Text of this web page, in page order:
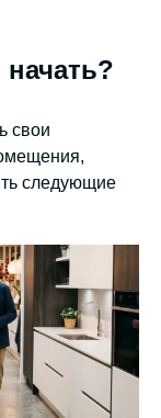
начать?
свои
следующие